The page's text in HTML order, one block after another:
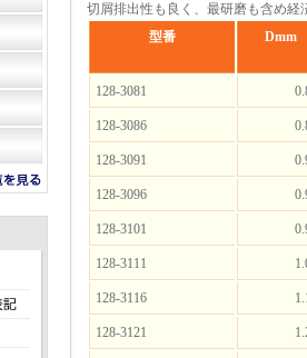
切屑排出性も良く、最研磨も含め経
型番
Dmm
128-3081
128-3086
128-3091
128-3096
128-3101
128-3111
128-3116
128-3121